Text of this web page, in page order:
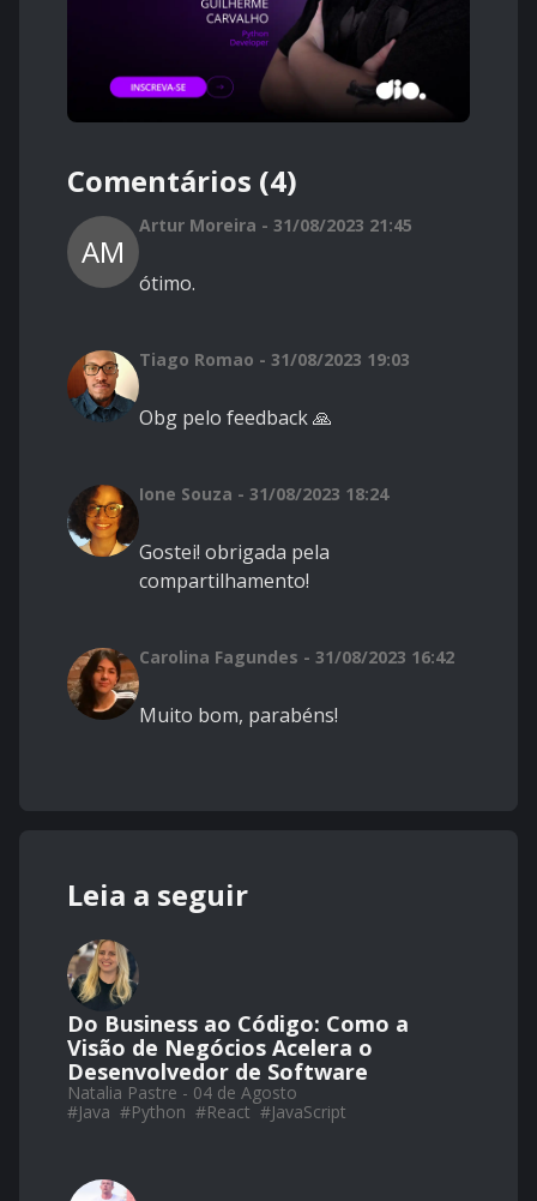
Comentários (4)
AM
Artur Moreira - 31/08/2023 21:45
ótimo.
Tiago Romao - 31/08/2023 19:03
Obg pelo feedback 🙏
Ione Souza - 31/08/2023 18:24
Gostei! obrigada pela
compartilhamento!
Carolina Fagundes - 31/08/2023 16:42
Muito bom, parabéns!
Leia a seguir
Do Business ao Código: Como a
Visão de Negócios Acelera o
Desenvolvedor de Software
Natalia Pastre - 04 de Agosto
#Java #Python #React #JavaScript